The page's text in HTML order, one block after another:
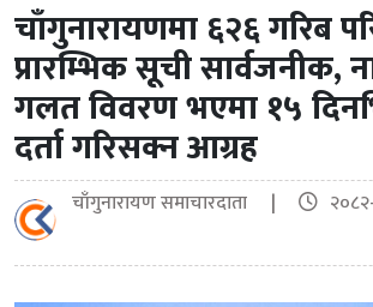
चाँगुनारायणमा ६२६ गरिब
प्रारम्भिक सूची सार्वजनीक,
गलत विवरण भएमा १५
दर्ता गरिसक्न आग्रह
चाँगुनारायण समाचारदाता |